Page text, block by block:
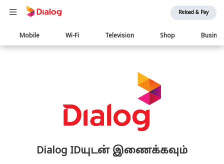
Reload & Pay
Main
navigation
Mobile Wi-Fi Television Shop
Dialog IDயுடன் இணைக்கவும்